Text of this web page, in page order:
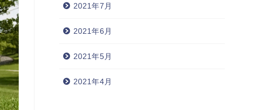
2021年7月
2021年6月
2021年5月
2021年4月